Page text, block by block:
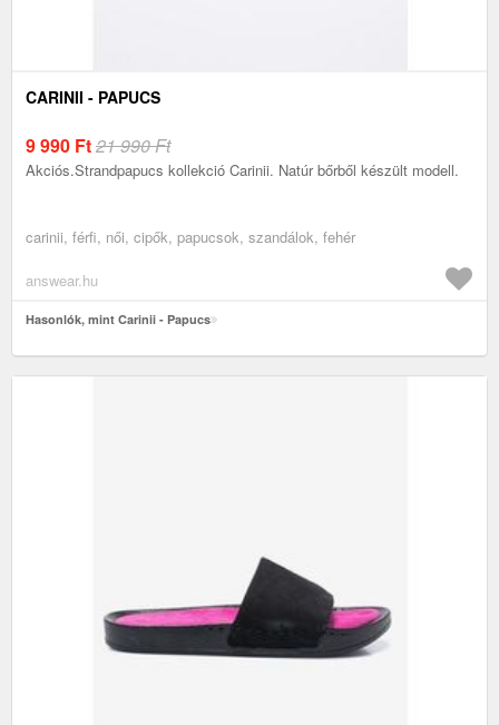
CARINII - PAPUCS
9 990 Ft21 990 Ft
Akciós.Strandpapucs kollekció Carinii. Natúr bőrből készült modell.
carinii, férfi, női, cipők, papucsok, szandálok, fehér
answear.hu
Hasonlók, mint Carinii - Papucs